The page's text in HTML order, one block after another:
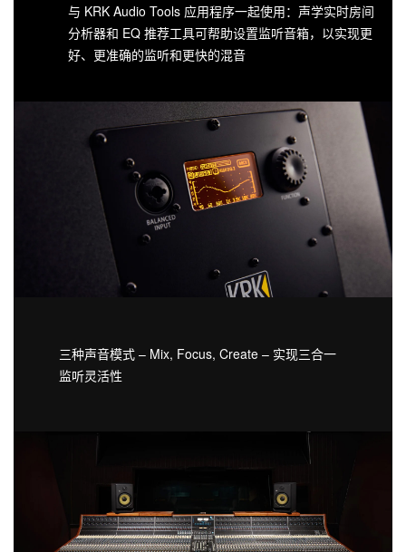
与 KRK Audio Tools 应用程序一起使用：声学实时房间
分析器和 EQ 推荐工具可帮助设置监听音箱，以实现更
好、更准确的监听和更快的混音
三种声音模式 – Mix, Focus, Create – 实现三合一
监听灵活性